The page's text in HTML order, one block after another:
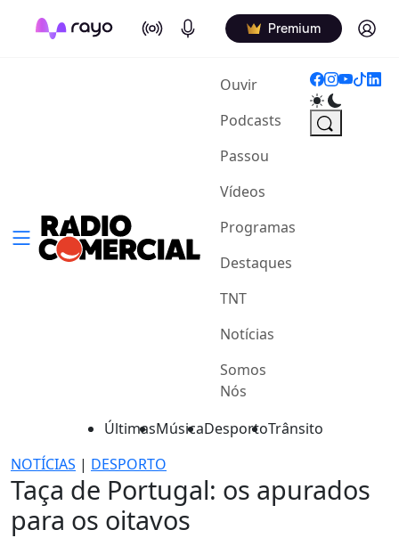
On Air Podcasts Premium Log in
Ouvir(current)
Podcasts
Passou
Vídeos
Programas
Destaques
TNT
Notícias
Somos
Nós
ÚltimasMúsicaDesportoTrânsito
NOTÍCIAS | DESPORTO
Taça de Portugal: os apurados
para os oitavos